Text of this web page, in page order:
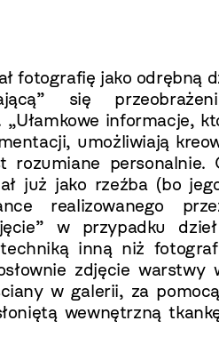
fotografię jako odrębną
się
„Ułamkowe informacje,
umożliwiają
rozumiane
już jako rzeźba (bo
realizowanego
w przypadku
inną niż
zdjęcie
w galerii, za
wewnętrzną